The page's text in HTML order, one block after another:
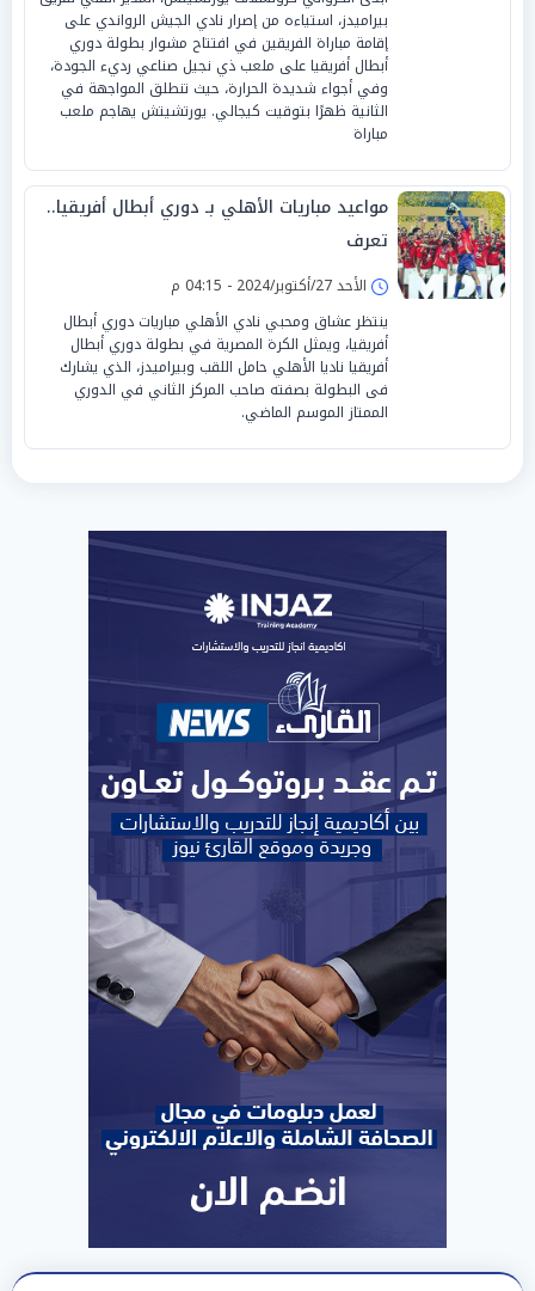
بيراميدز، استياءه من إصرار نادي الجيش الرواندي على
إقامة مباراة الفريقين في افتتاح مشوار بطولة دوري
أبطال أفريقيا على ملعب ذي نجيل صناعي رديء الجودة،
وفي أجواء شديدة الحرارة، حيث تنطلق المواجهة في
الثانية ظهرًا بتوقيت كيجالي. يورتشيتش يهاجم ملعب
مباراة
مواعيد مباريات الأهلي بـ دوري أبطال أفريقيا..
تعرف
الأحد 27/أكتوبر/2024 - 04:15 م
ينتظر عشاق ومحبي نادي الأهلي مباريات دوري أبطال
أفريقيا، ويمثل الكرة المصرية في بطولة دوري أبطال
أفريقيا ناديا الأهلي حامل اللقب وبيراميدز، الذي يشارك
فى البطولة بصفته صاحب المركز الثاني في الدوري
الممتاز الموسم الماضي.